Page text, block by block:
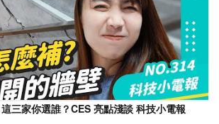
三家你選誰？CES 亮點淺談 科技小電報